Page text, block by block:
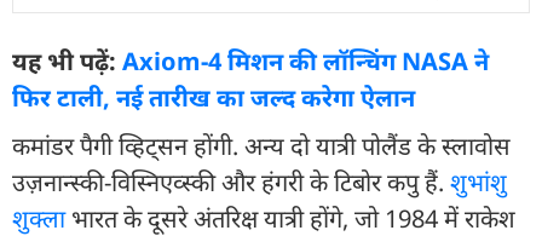
यह भी पढ़ें: Axiom-4 मिशन की लॉन्चिंग NASA ने
फिर टाली, नई तारीख का जल्द करेगा ऐलान
कमांडर पैगी व्हिट्सन होंगी. अन्य दो यात्री पोलैंड के स्लावोस
उज़नान्स्की-विस्निएव्स्की और हंगरी के टिबोर कपु हैं. शुभांशु
शुक्लाभारत के दूसरे अंतरिक्ष यात्री होंगे, जो 1984 में राकेश